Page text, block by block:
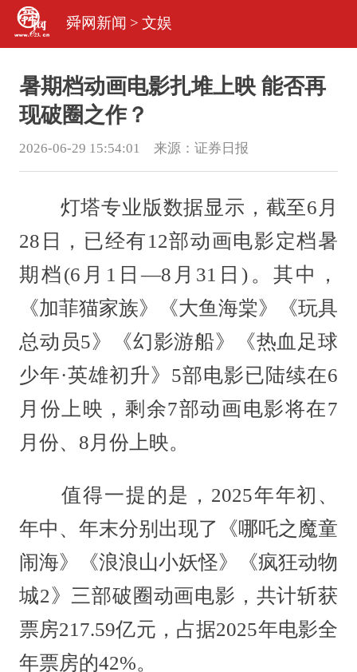
舜网新闻 > 文娱
暑期档动画电影扎堆上映 能否再
现破圈之作？
2026-06-29 15:54:01 来源： 证券日报
灯塔专业版数据显示，截至6月
28日，已经有12部动画电影定档暑
期档(6月1日—8月31日)。其中，
《加菲猫家族》《大鱼海棠》《玩具
总动员5》《幻影游船》《热血足球
少年·英雄初升》5部电影已陆续在6
月份上映，剩余7部动画电影将在7
月份、8月份上映。
值得一提的是，2025年年初、
年中、年末分别出现了《哪吒之魔童
闹海》《浪浪山小妖怪》《疯狂动物
城2》三部破圈动画电影，共计斩获
票房217.59亿元，占据2025年电影全
年票房的42%。